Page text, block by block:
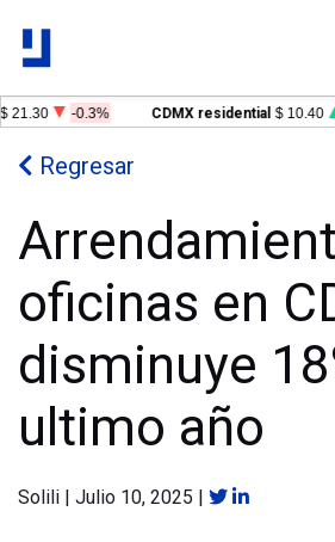
21.30 -0.3% CDMX residential $ 10.40
Regresar
oficinas en
disminuye
ultimo año
Solili | Julio 10, 2025 |